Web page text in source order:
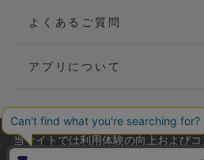
よくあるご質問
アプリについて
会社概要
当サイトでは利用体験の向上および
ラフィックの分析を目的として